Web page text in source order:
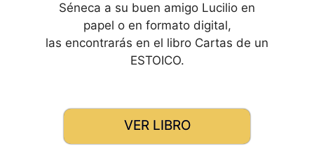
Séneca a su buen amigo Lucilio en
papel o en formato digital,
las encontrarás en el libro Cartas de un
ESTOICO.
VER LIBRO